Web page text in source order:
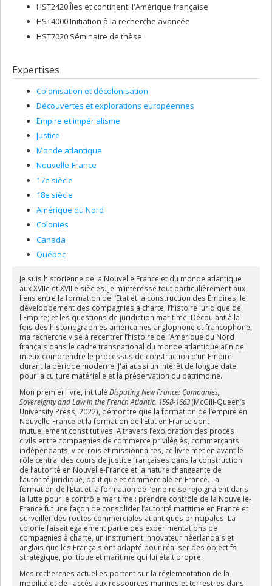
HST2420 Îles et continent: l'Amérique française
HST4000 Initiation à la recherche avancée
HST7020 Séminaire de thèse
Expertises
Colonisation et décolonisation
Découvertes et explorations européennes
Empire et impérialisme
Justice
Monde atlantique
Nouvelle-France
17e siècle
18e siècle
Amérique du Nord
Colonies
Canada
Québec
Je suis historienne de la Nouvelle France et du monde atlantique
aux XVIIe et XVIIIe siècles. Je m’intéresse tout particulièrement aux
liens entre la formation de l’Etat et la construction des Empires; le
développement des compagnies à charte; l’histoire juridique de
l'Empire; et les questions de juridiction maritime. Découlant à la
fois des historiographies américaines anglophone et francophone,
ma recherche vise à recentrer l’histoire de l’Amérique du Nord
français dans le cadre transnational du monde atlantique afin de
mieux comprendre le processus de construction d’un Empire
durant la période moderne. J'ai aussi un intérêt de longue date
pour la culture matérielle et la préservation du patrimoine.
Mon premier livre, intitulé Disputing New France: Companies,
Sovereignty and Law in the French Atlantic, 1598-1663(McGill-Queen’s
University Press, 2022), démontre que la formation de l’empire en
Nouvelle-France et la formation de l’État en France sont
mutuellement constitutives. A travers l’exploration des procès
civils entre compagnies de commerce privilégiés, commerçants
indépendants, vice-rois et missionnaires, ce livre met en avant le
rôle central des cours de justice françaises dans la construction
de l’autorité en Nouvelle-France et la nature changeante de
l’autorité juridique, politique et commerciale en France. La
formation de l’État et la formation de l’empire se rejoignaient dans
la lutte pour le contrôle maritime : prendre contrôle de la Nouvelle-
France fut une façon de consolider l’autorité maritime en France et
surveiller des routes commerciales atlantiques principales. La
colonie faisait également partie des expérimentations de
compagnies à charte, un instrument innovateur néerlandais et
anglais que les Français ont adapté pour réaliser des objectifs
stratégique, politique et maritime qui lui était propre.
Mes recherches actuelles portent sur la réglementation de la
mobilité et de l'accès aux ressources marines et terrestres dans